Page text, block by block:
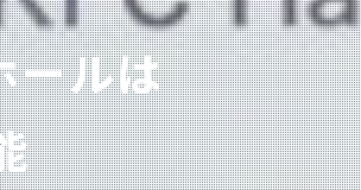
場にも！
対応できる
ールは
議から
で
ていますので、
も